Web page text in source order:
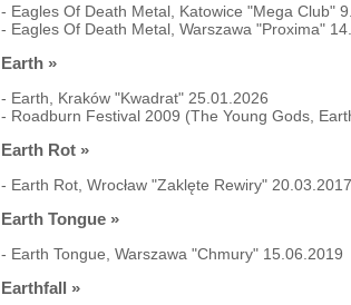
- Eagles Of Death Metal, Katowice "Mega Club"
- Eagles Of Death Metal, Warszawa "Proxima"
Earth »
- Earth, Kraków "Kwadrat" 25.01.2026
- Roadburn Festival 2009 (The Young Gods,
Earth Rot »
- Earth Rot, Wrocław "Zaklęte Rewiry" 20.03.2017
Earth Tongue »
- Earth Tongue, Warszawa "Chmury" 15.06.2019
Earthfall »